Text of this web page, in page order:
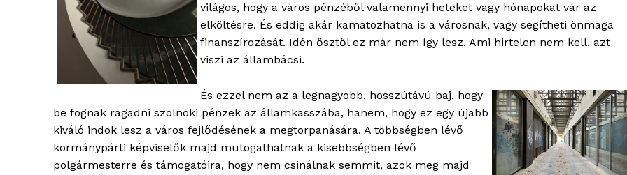
világos, hogy a város pénzéből valamennyi heteket vagy hónapokat vár az
elköltésre. És eddig akár kamatozhatna is a városnak, vagy segítheti önmaga
finanszírozását. Idén ősztől ez már nem így lesz. Ami hirtelen nem kell, azt
viszi az állambácsi.
És ezzel nem az a legnagyobb, hosszútávú baj, hogy
be fognak ragadni szolnoki pénzek az államkasszába, hanem, hogy ez egy újabb
kiváló indok lesz a város fejlődésének a megtorpanására. A többségben lévő
kormánypárti képviselők majd mutogathatnak a kisebbségben lévő
polgármesterre és támogatóira, hogy nem csinálnak semmit, azok meg majd